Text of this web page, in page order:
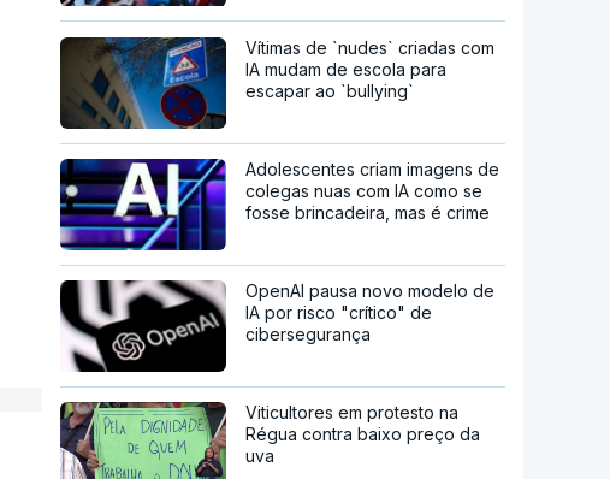
Vítimas de `nudes` criadas com
IA mudam de escola para
escapar ao `bullying`
Adolescentes criam imagens de
colegas nuas com IA como se
fosse brincadeira, mas é crime
OpenAI pausa novo modelo de
IA por risco "crítico" de
cibersegurança
Viticultores em protesto na
Régua contra baixo preço da
uva